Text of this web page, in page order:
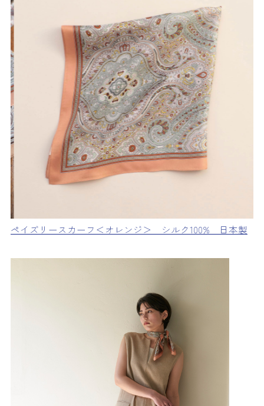
ペイズリースカーフ＜オレンジ＞ シルク100% 日本製